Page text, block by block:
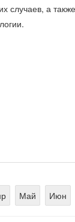
случаев, а
Май Июн